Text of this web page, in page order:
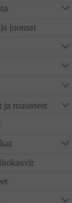
juomat
ja mausteet